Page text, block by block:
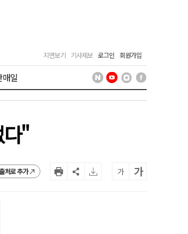
지면보기 기사제보 로그인 회원가입
일
"
처로 추가 가 가